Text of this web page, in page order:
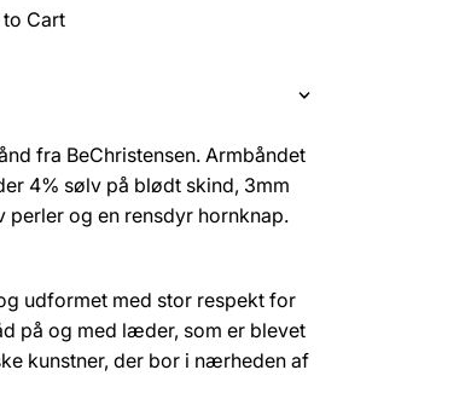
Cart
fra BeChristensen. Armbåndet
4% sølv på blødt skind, 3mm
og en rensdyr hornknap.
udformet med stor respekt for
på og med læder, som er blevet
kunstner, der bor i nærheden af